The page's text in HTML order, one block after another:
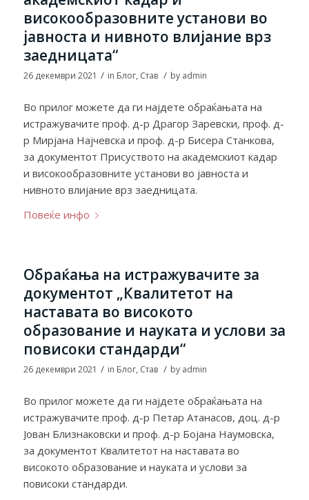
високообразовните установи во
јавноста и нивното влијание врз
заедницата“
26 декември 2021 / in Блог, Став / by admin
Во прилог можете да ги најдете обраќањата на
истражувачите проф. д-р Драгор Заревски, проф. д-
р Мирјана Најчевска и проф. д-р Бисера Станкова,
за документот Присуството на академскиот кадар
и високообразовните установи во јавноста и
нивното влијание врз заедницата.
Повеќе инфо
Обраќања на истражувачите за
документот „Квалитетот на
наставата во високото
образование и науката и услови за
повисоки стандарди“
26 декември 2021 / in Блог, Став / by admin
Во прилог можете да ги најдете обраќањата на
истражувачите проф. д-р Петар Атанасов, доц. д-р
Јован Близнаковски и проф. д-р Бојана Наумовска,
за документот Квалитетот на наставата во
високото образование и науката и услови за
повисоки стандарди.